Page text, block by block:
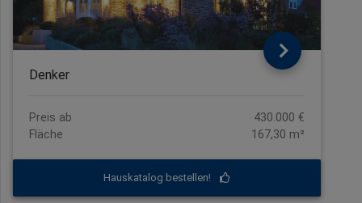
Denker
Preis ab
430.000 €
Fläche
167,30 m²
Hauskatalog bestellen!